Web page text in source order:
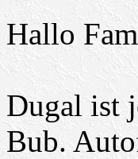
Hallo
Dugal ist
Bub.